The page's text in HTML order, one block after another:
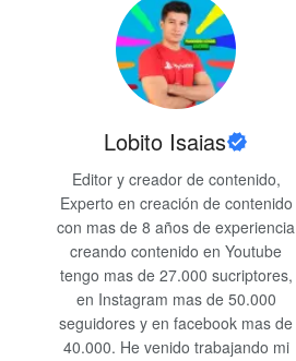
Lobito Isaias
Editor y creador de contenido,
Experto en creación de contenido
con mas de 8 años de experiencia
creando contenido en Youtube
tengo mas de 27.000 sucriptores,
en Instagram mas de 50.000
seguidores y en facebook mas de
40.000. He venido trabajando mi